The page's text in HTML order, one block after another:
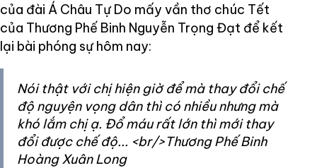
của đài Á Châu Tự Do mấy vần thơ chúc Tết
của Thương Phế Binh Nguyễn Trọng Đạt để kết
lại bài phóng sự hôm nay:
Nói thật với chị hiện giờ để mà thay đổi chế
độ nguyện vọng dân thì có nhiều nhưng mà
khó lắm chị ạ. Đổ máu rất lớn thì mới thay
đổi được chế độ... <br/>Thương Phế Binh
Hoàng Xuân Long